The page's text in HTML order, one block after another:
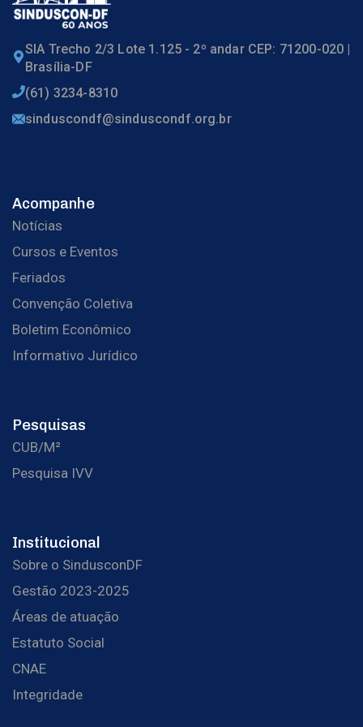
SIA Trecho 2/3 Lote 1.125 - 2º andar CEP: 71200-020 |
Brasília-DF
(61) 3234-8310
sinduscondf@sinduscondf.org.br
Acompanhe
Notícias
Cursos e Eventos
Feriados
Convenção Coletiva
Boletim Econômico
Informativo Jurídico
Pesquisas
CUB/M²
Pesquisa IVV
Institucional
Sobre o SindusconDF
Gestão 2023-2025
Áreas de atuação
Estatuto Social
CNAE
Integridade